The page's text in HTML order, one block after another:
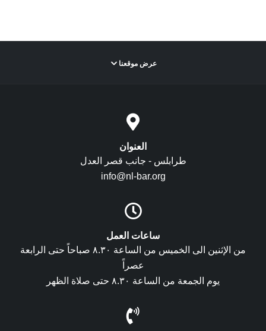
عرض موقعنا
العنوان
طرابلس - جانب قصر العدل
info@nl-bar.org
ساعات العمل
من الإثنين الى الخميس من الساعة ٨.٣٠ صباحاً حتى الرابعة
عصراً
يوم الجمعة من الساعة ٨.٣٠ حتى صلاة الظهر